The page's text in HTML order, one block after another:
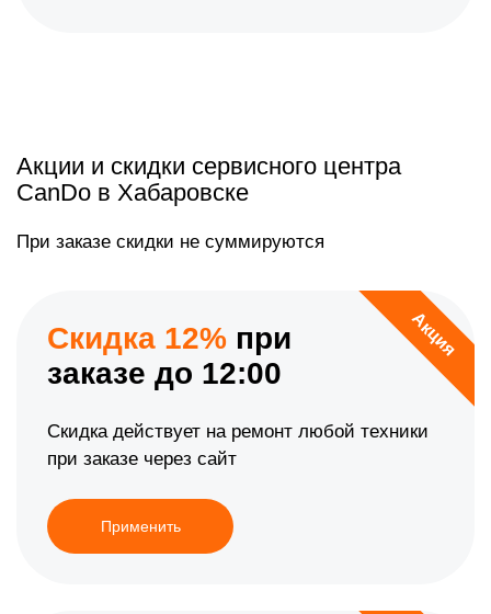
Акции и скидки сервисного центра
CanDo в Хабаровске
При заказе скидки не суммируются
Акция
Скидка 12% при
заказе до 12:00
Скидка действует на ремонт любой техники
при заказе через сайт
Применить